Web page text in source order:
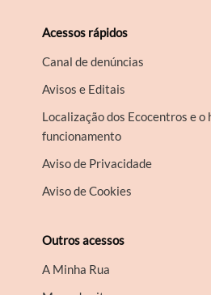
Acessos rápidos
Canal de denúncias
Avisos e Editais
Localização dos Ecocentros e o
funcionamento
Aviso de Privacidade
Aviso de Cookies
Outros acessos
A Minha Rua